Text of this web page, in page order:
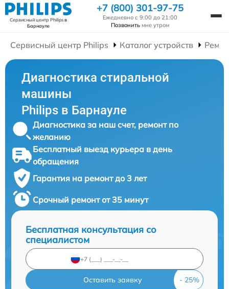
Сервисный центр Philipsв
Барнауле
+7 (800) 301-97-75
Ежедневно с 9:00 до 21:00
Позвонить мне утром
Сервисный центр Philips Каталог устройств
Диагностика стиральной
машины
Philips в Барнауле
Диагностика за наш счет, ремонт по
желанию
Бесплатный выезд курьера в день
обращения
Гарантия на ремонт до 3 лет
Срочный ремонт от 35 минут
Бесплатная консультация со
специалистом
Оставить заявку